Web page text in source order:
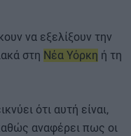
να εξελίξουν την
στη Νέα Υόρκη ή τη
ότι αυτή είναι,
αναφέρει πως οι